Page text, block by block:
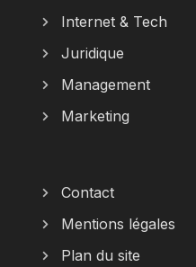
Internet & Tech
Juridique
Management
Marketing
Contact
Mentions légales
Plan du site